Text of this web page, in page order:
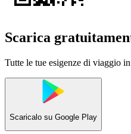
Scarica
Tutte le tue esigenze di viaggio
Scaricalo su Google Play